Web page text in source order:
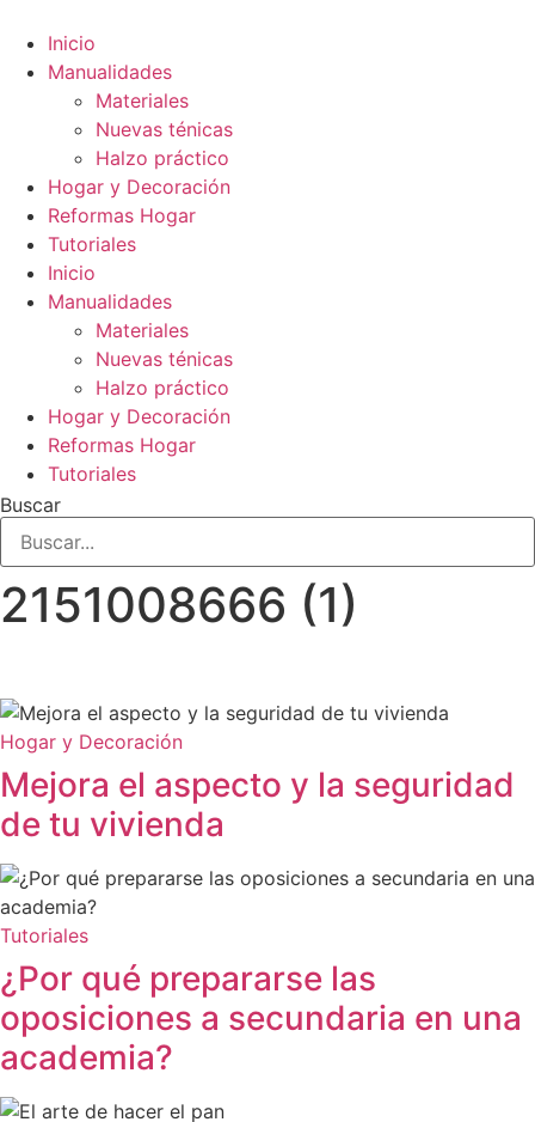
contenido
Inicio
Manualidades
Materiales
Nuevas ténicas
Halzo práctico
Hogar y Decoración
Reformas Hogar
Tutoriales
Inicio
Manualidades
Materiales
Nuevas ténicas
Halzo práctico
Hogar y Decoración
Reformas Hogar
Tutoriales
Buscar
2151008666 (1)
Hogar y Decoración
Mejora el aspecto y la seguridad
de tu vivienda
Tutoriales
¿Por qué prepararse las
oposiciones a secundaria en una
academia?